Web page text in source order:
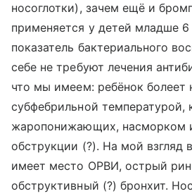
носоглотки), зачем ещё и
применяется у детей младше
показатель бактериального
себе не требуют лечения
что мы имеем: ребёнок болеет
субфебрильной температурой,
жаропонижающих, насморком
обструкции (?). На мой взгляд
имеет место ОРВИ, острый
обструктивный (?) бронхит.